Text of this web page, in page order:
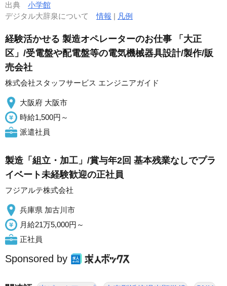
出典 小学館
デジタル大辞泉について情報 | 凡例
経験活かせる 製造オペレーターのお仕事 「大正
区」/受電盤や配電盤等の電気機械器具設計/製作/販
売会社
株式会社スタッフサービス エンジニアガイド
大阪府 大阪市
時給1,500円～
派遣社員
製造「組立・加工」/賞与年2回 基本残業なしでプラ
イベート未経験歓迎の正社員
フジアルテ株式会社
兵庫県 加古川市
月給21万5,000円～
正社員
Sponsored by